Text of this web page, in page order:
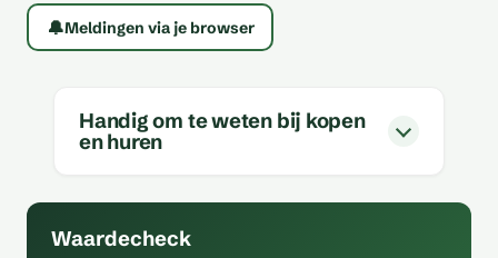
🔔Meldingen via je browser
Handig om te weten bij kopen
en huren
Waardecheck